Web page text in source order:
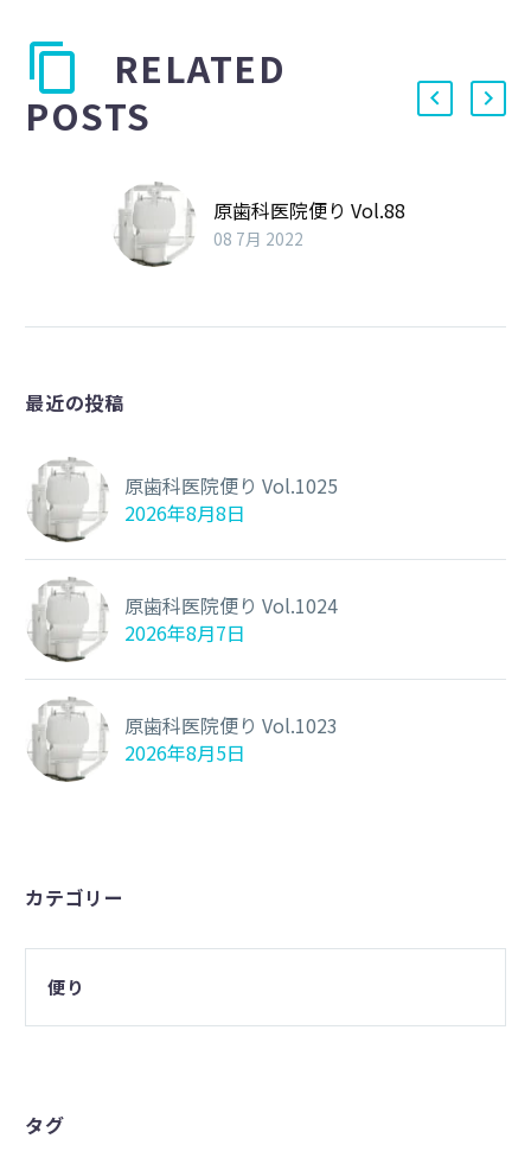
RELATED
POSTS
原歯科医院便り Vol.88
08 7月 2022
最近の投稿
原歯科医院便り Vol.1025
2026年8月8日
原歯科医院便り Vol.1024
2026年8月7日
原歯科医院便り Vol.1023
2026年8月5日
カテゴリー
便り
タグ